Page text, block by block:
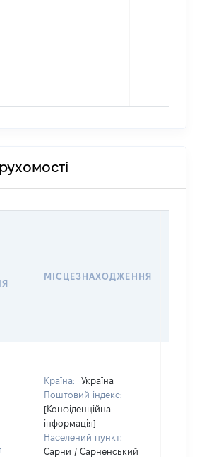
МІСЦЕЗНАХОДЖЕННЯ
Країна:
Україна
Поштовий індекс:
[Конфіденційна
інформація]
Населений пункт:
Сарни / Сарненський